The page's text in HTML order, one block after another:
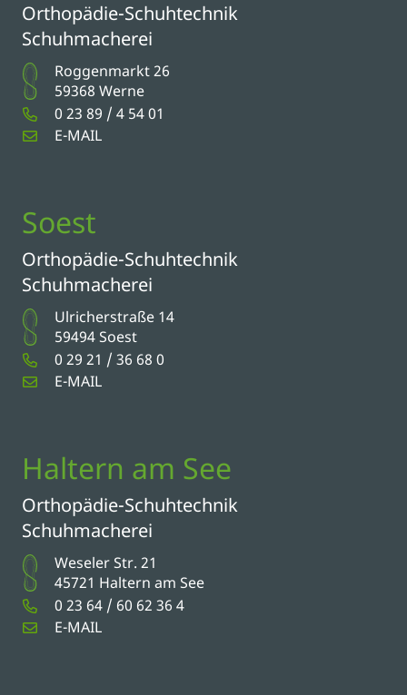
Orthopädie-Schuhtechnik
Schuhmacherei
Roggenmarkt 26
59368 Werne
0 23 89 / 4 54 01
E-MAIL
Soest
Orthopädie-Schuhtechnik
Schuhmacherei
Ulricherstraße 14
59494 Soest
0 29 21 / 36 68 0
E-MAIL
Haltern am See
Orthopädie-Schuhtechnik
Schuhmacherei
Weseler Str. 21
45721 Haltern am See
0 23 64 / 60 62 36 4
E-MAIL